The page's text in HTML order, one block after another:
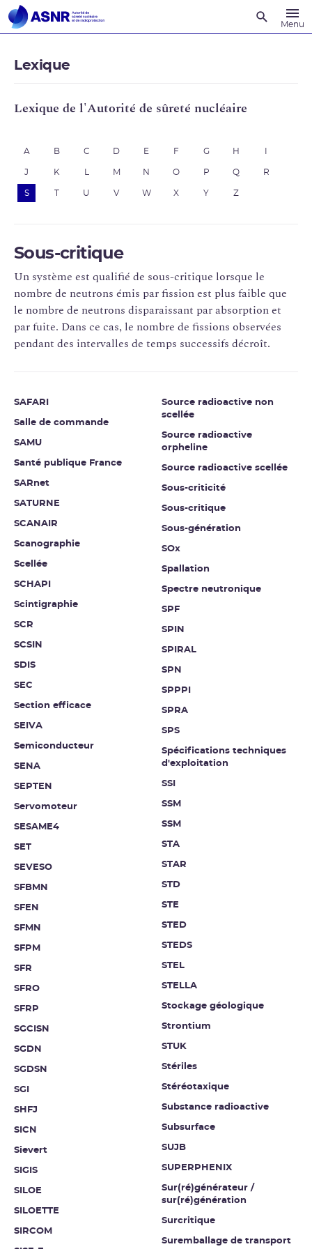
Menu
Lexique
Lexique de l'Autorité de sûreté nucléaire
A B C D E F G H
J K M N O P Q R
S U V W X Y Z
Sous-critique
Un système est qualifié de sous-critique lorsque le
nombre de neutrons émis par fission est plus faible que
le nombre de neutrons disparaissant par absorption et
par fuite. Dans ce cas, le nombre de fissions observées
pendant des intervalles de temps successifs décroît.
SAFARI
Salle de commande
SAMU
Santé publique France
SARnet
SATURNE
SCANAIR
Scanographie
Scellée
SCHAPI
Scintigraphie
SCR
SCSIN
SDIS
SEC
Section efficace
SEIVA
Semiconducteur
SENA
SEPTEN
Servomoteur
SESAME4
SET
SEVESO
SFBMN
SFEN
SFMN
SFPM
SFR
SFRO
SFRP
SGCISN
SGDN
SGDSN
SGI
SHFJ
SICN
Sievert
SIGIS
SILOE
SILOETTE
SIRCOM
Source radioactive non
scellée
Source radioactive
orpheline
Source radioactive scellée
Sous-criticité
Sous-critique
Sous-génération
SOx
Spallation
Spectre neutronique
SPF
SPIN
SPIRAL
SPN
SPPPI
SPRA
SPS
Spécifications techniques
d'exploitation
SSI
SSM
SSM
STA
STAR
STD
STE
STED
STEDS
STEL
STELLA
Stockage géologique
Strontium
STUK
Stériles
Stéréotaxique
Substance radioactive
Subsurface
SUJB
SUPERPHENIX
Sur(ré)générateur /
sur(ré)génération
Surcritique
Suremballage de transport